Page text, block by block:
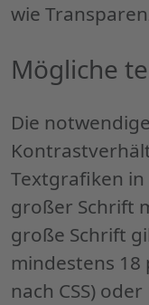
wie
Mögliche
Die
Textgrafiken
großer Schrift
große Schrift
mindestens 18
nach CSS)